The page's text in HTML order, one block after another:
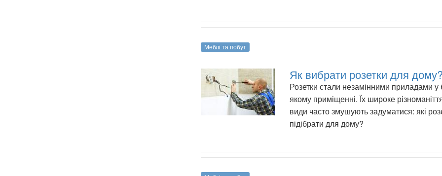
Меблі та побут
Як вибрати розетки для дому?
Розетки стали незамінними приладами у
якому приміщенні. Їх широке
види часто змушують задуматися: які
підібрати для дому?